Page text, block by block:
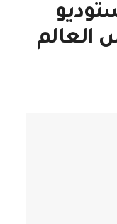
العالم